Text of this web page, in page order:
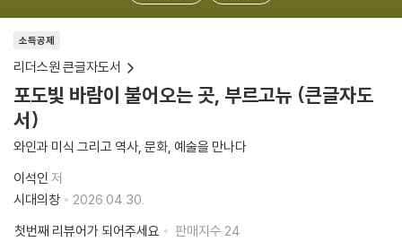
소득공제
리더스원 큰글자도서
포도빛 바람이 불어오는 곳, 부르고뉴 (큰글자도
서)
와인과 미식 그리고 역사, 문화, 예술을 만나다
이석인 저
시대의창
2026.04.30.
첫번째 리뷰어가 되어주세요
판매지수 24